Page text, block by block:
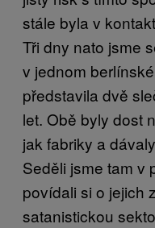
stále byla v
Tři dny nato jsme
v jednom
představila dvě
let. Obě byly dost
jak fabriky a
Seděli jsme tam v
povídali si o jejich
satanistickou